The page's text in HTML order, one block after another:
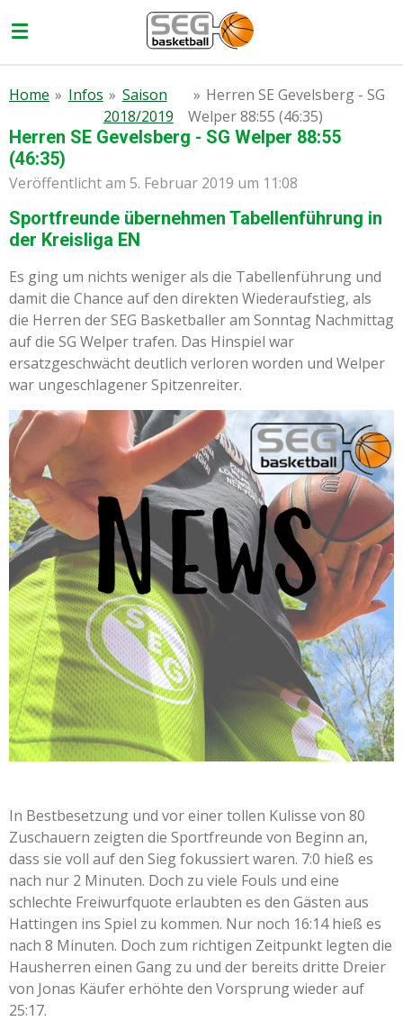
Hauptinhalt
Home » Infos » Saison
2018/2019
» Herren SE Gevelsberg - SG
Welper 88:55 (46:35)
Herren SE Gevelsberg - SG Welper 88:55
(46:35)
Veröffentlicht am 5. Februar 2019 um 11:08
Sportfreunde übernehmen Tabellenführung in
der Kreisliga EN
Es ging um nichts weniger als die Tabellenführung und
damit die Chance auf den direkten Wiederaufstieg, als
die Herren der SEG Basketballer am Sonntag Nachmittag
auf die SG Welper trafen. Das Hinspiel war
ersatzgeschwächt deutlich verloren worden und Welper
war ungeschlagener Spitzenreiter.
In Bestbesetzung und vor einer tollen Kulisse von 80
Zuschauern zeigten die Sportfreunde von Beginn an,
dass sie voll auf den Sieg fokussiert waren. 7:0 hieß es
nach nur 2 Minuten. Doch zu viele Fouls und eine
schlechte Freiwurfquote erlaubten es den Gästen aus
Hattingen ins Spiel zu kommen. Nur noch 16:14 hieß es
nach 8 Minuten. Doch zum richtigen Zeitpunkt legten die
Hausherren einen Gang zu und der bereits dritte Dreier
von Jonas Käufer erhöhte den Vorsprung wieder auf
25:17.